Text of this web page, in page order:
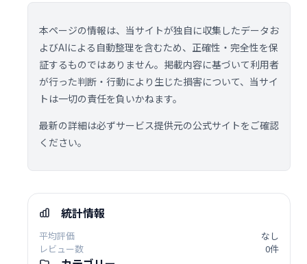
本ページの情報は、当サイトが独自に収集したデータお
よびAIによる自動整理を含むため、正確性・完全性を保
証するものではありません。掲載内容に基づいて利用者
が行った判断・行動により生じた損害について、当サイ
トは一切の責任を負いかねます。
最新の詳細は必ずサービス提供元の公式サイトをご確認
ください。
統計情報
平均評価
なし
レビュー数
0件